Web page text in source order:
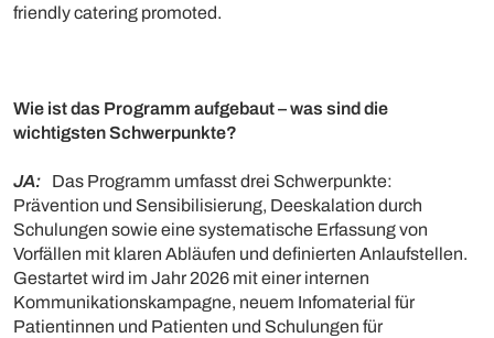
friendly catering promoted.
Wie ist das Programm aufgebaut – was sind die
wichtigsten Schwerpunkte?
JA: Das Programm umfasst drei Schwerpunkte:
Prävention und Sensibilisierung, Deeskalation durch
Schulungen sowie eine systematische Erfassung von
Vorfällen mit klaren Abläufen und definierten Anlaufstellen.
Gestartet wird im Jahr 2026 mit einer internen
Kommunikationskampagne, neuem Infomaterial für
Patientinnen und Patienten und Schulungen für